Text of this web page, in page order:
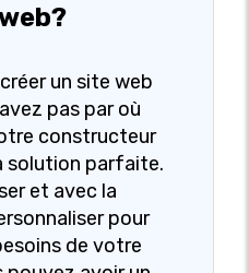
un site web
pas par où
constructeur
solution parfaite.
et avec la
pour
de votre